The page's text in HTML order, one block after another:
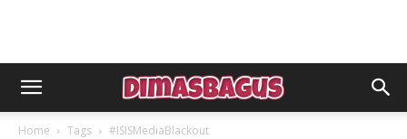
Home Tags #ISISMediaBlackout